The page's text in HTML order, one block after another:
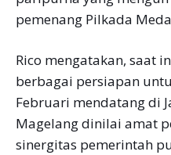
pemenang Pilkada
Rico mengatakan, saat
berbagai persiapan
Februari mendatang di
Magelang dinilai amat
sinergitas pemerintah